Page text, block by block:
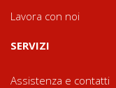
Lavora con noi
SERVIZI
Assistenza e contatti